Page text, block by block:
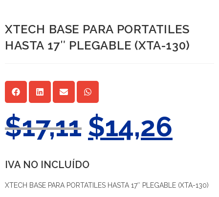
XTECH BASE PARA PORTATILES
HASTA 17″ PLEGABLE (XTA-130)
$17,11 $14,26
IVA NO INCLUÍDO
XTECH BASE PARA PORTATILES HASTA 17″ PLEGABLE (XTA-130)